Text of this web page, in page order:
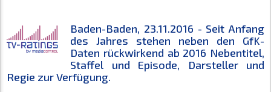
Baden-Baden, 23.11.2016 - Seit Anfang
des Jahres stehen neben den GfK-
Daten rückwirkend ab 2016 Nebentitel,
Staffel und Episode, Darsteller und
Regie zur Verfügung.